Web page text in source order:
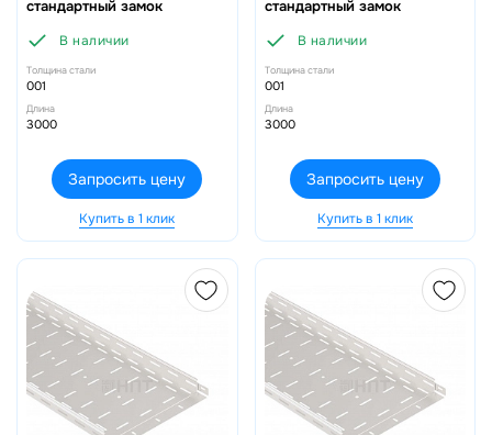
стандартный замок
В наличии
Толщина стали
001
Длина
3000
Запросить цену
Купить в 1 клик
стандартный замок
В наличии
Толщина стали
001
Длина
3000
Запросить цену
Купить в 1 клик